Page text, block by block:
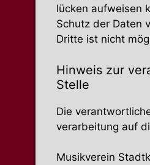
lücken aufweisen
Schutz der Daten
Dritte ist nicht
Hinweis zur
Stelle
Die
ver­ar­beitung auf
Musik­verein